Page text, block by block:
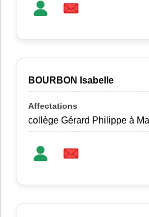
BOURBON Isabelle
collège Gérard Philippe à